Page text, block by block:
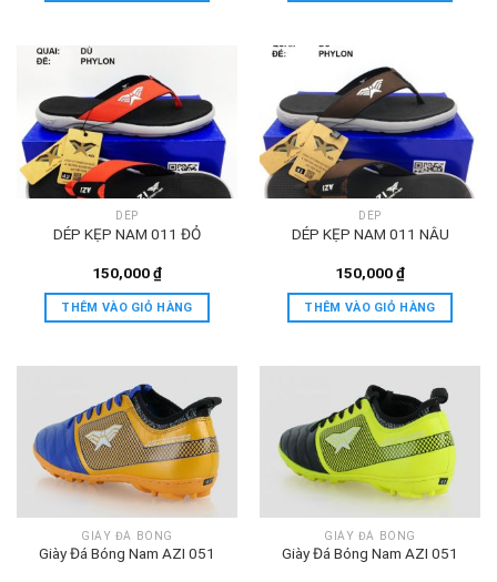
DÉP
DÉP KẸP NAM 011 ĐỎ
150,000₫
THÊM VÀO GIỎ HÀNG
DÉP
DÉP KẸP NAM 011 NÂU
150,000₫
THÊM VÀO GIỎ HÀNG
GIÀY ĐÁ BÓNG
Giày Đá Bóng Nam AZI 051
GIÀY ĐÁ BÓNG
Giày Đá Bóng Nam AZI 051